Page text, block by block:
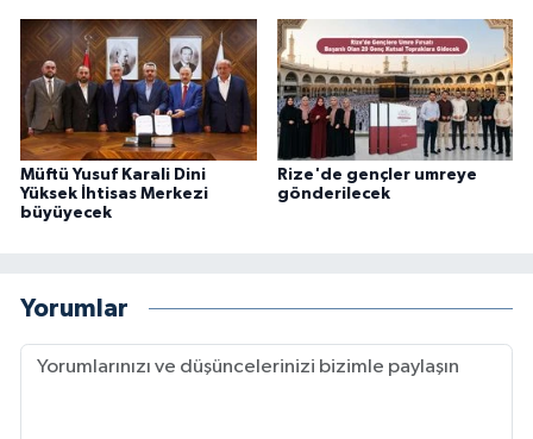
Müftü Yusuf Karali Dini
Yüksek İhtisas Merkezi
büyüyecek
Rize'de gençler umreye
gönderilecek
Yorumlar
Konya Müftülüğü
Kütahya Müftülüğü
Malatya Müftülüğü
Mersin Müftülüğü